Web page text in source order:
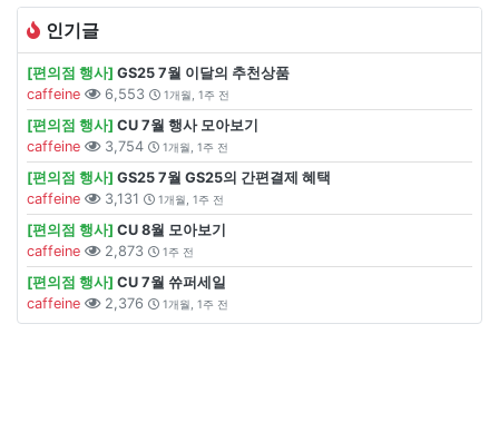
인기글
[편의점 행사] GS25 7월 이달의 추천상품
caffeine
6,553 1개월, 1주 전
[편의점 행사] CU 7월 행사 모아보기
caffeine
3,754 1개월, 1주 전
[편의점 행사] GS25 7월 GS25의 간편결제 혜택
caffeine
3,131 1개월, 1주 전
[편의점 행사] CU 8월 모아보기
caffeine
2,873 1주 전
[편의점 행사] CU 7월 쓔퍼세일
caffeine
2,376 1개월, 1주 전